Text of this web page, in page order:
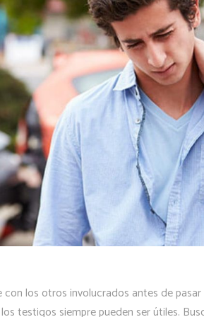
los otros involucrados antes de
testigos siempre pueden ser útiles.